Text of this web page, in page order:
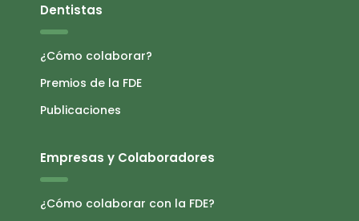
Dentistas
¿Cómo colaborar?
Premios de la FDE
Publicaciones
Empresas y Colaboradores
¿Cómo colaborar con la FDE?